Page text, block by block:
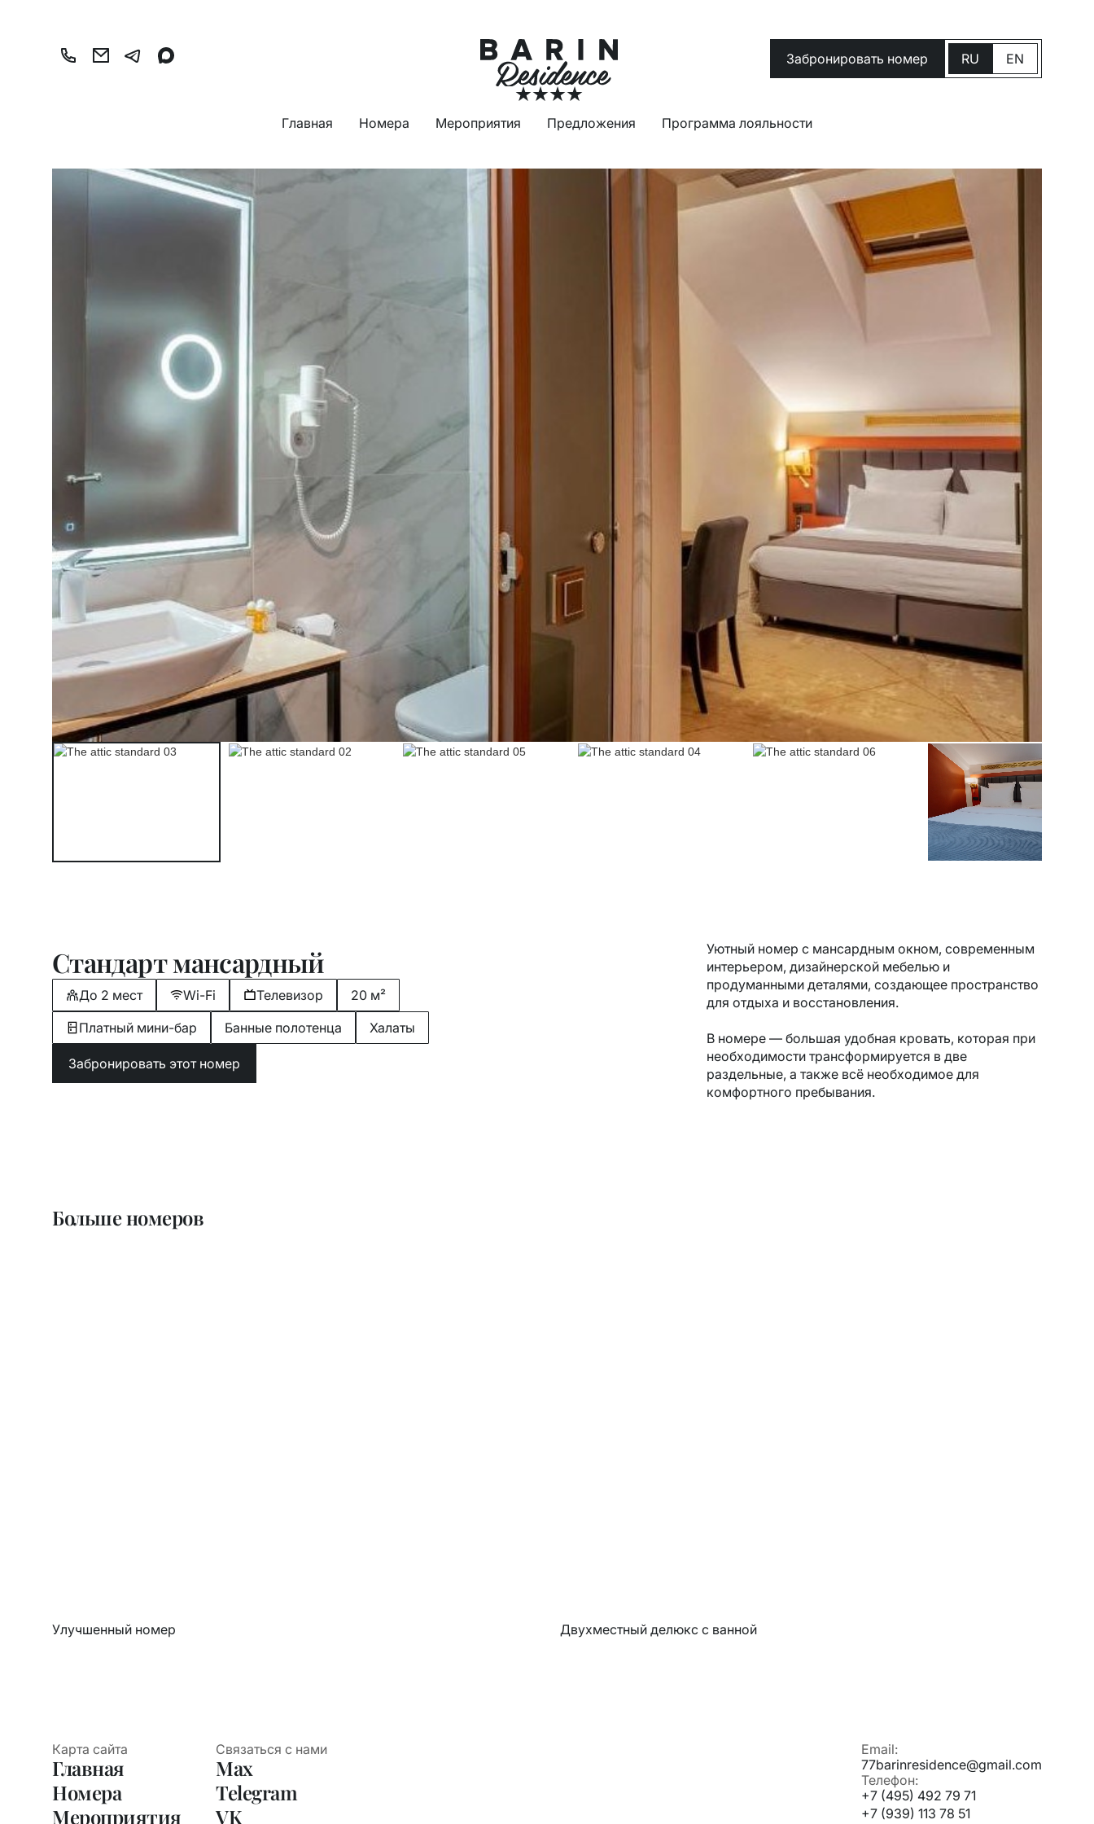
Забронировать номер RU EN
Главная Номера Мероприятия Предложения Программа лояльности
Стандарт мансардный
До 2 мест Wi-Fi Телевизор
20 м²
Платный мини-бар
Банные полотенца Халаты
Забронировать этот номер
Уютный номер с мансардным окном, современным
интерьером, дизайнерской мебелью и
продуманными деталями, создающее пространство
для отдыха и восстановления.
В номере — большая удобная кровать, которая при
необходимости трансформируется в две
раздельные, а также всё необходимое для
комфортного пребывания.
Больше номеров
Улучшенный номер Двухместный делюкс с ванной
Карта сайта
Главная
Номера
Мероприятия
Связаться с нами
Max
Telegram
VK
Email:
77barinresidence@gmail.com
Телефон:
+7 (495) 492 79 71
+7 (939) 113 78 51